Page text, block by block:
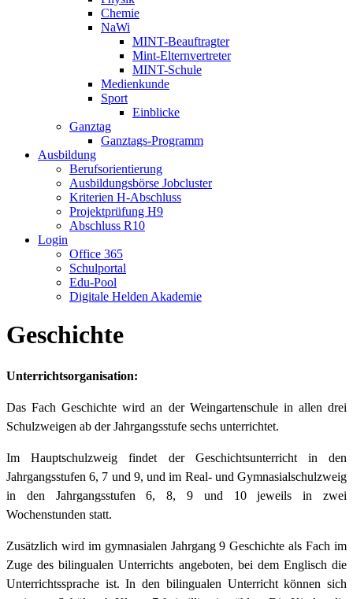
Chemie
NaWi
MINT-Beauftragter
Mint-Elternvertreter
MINT-Schule
Medienkunde
Sport
Einblicke
Ganztag
Ganztags-Programm
Ausbildung
Berufsorientierung
Ausbildungsbörse Jobcluster
Kriterien H-Abschluss
Projektprüfung H9
Abschluss R10
Login
Office 365
Schulportal
Edu-Pool
Digitale Helden Akademie
Geschichte
Unterrichtsorganisation:
Das Fach Geschichte wird an der Weingartenschule in allen drei
Schulzweigen ab der Jahrgangsstufe sechs unterrichtet.
Im Hauptschulzweig findet der Geschichtsunterricht in den
Jahrgangsstufen 6, 7 und 9, und im Real- und Gymnasialschulzweig
in den Jahrgangsstufen 6, 8, 9 und 10 jeweils in zwei
Wochenstunden statt.
Zusätzlich wird im gymnasialen Jahrgang 9 Geschichte als Fach im
Zuge des bilingualen Unterrichts angeboten, bei dem Englisch die
Unterrichtssprache ist. In den bilingualen Unterricht können sich